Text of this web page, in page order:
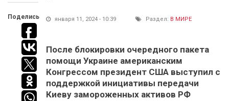
Поделись января 11, 2024 - 10:39 Раздел: В МИРЕ
После блокировки очередного пакета
помощи Украине американским
Конгрессом президент США выступил с
поддержкой инициативы передачи
Киеву замороженных активов РФ